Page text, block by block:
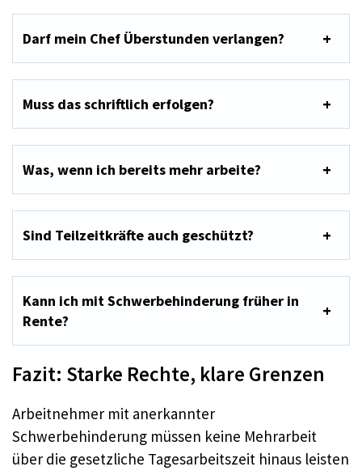
Darf mein Chef Überstunden verlangen?
Muss das schriftlich erfolgen?
Was, wenn ich bereits mehr arbeite?
Sind Teilzeitkräfte auch geschützt?
Kann ich mit Schwerbehinderung früher in
Rente?
Fazit: Starke Rechte, klare Grenzen
Arbeitnehmer mit anerkannter
Schwerbehinderung müssen keine Mehrarbeit
über die gesetzliche Tagesarbeitszeit hinaus leisten